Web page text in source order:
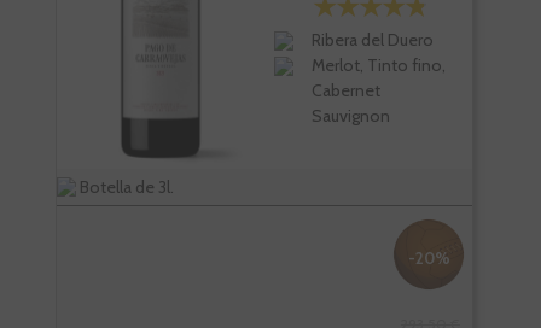
Ribera del Duero
Merlot, Tinto fino,
Cabernet
Sauvignon
Botella de 3l.
-20%